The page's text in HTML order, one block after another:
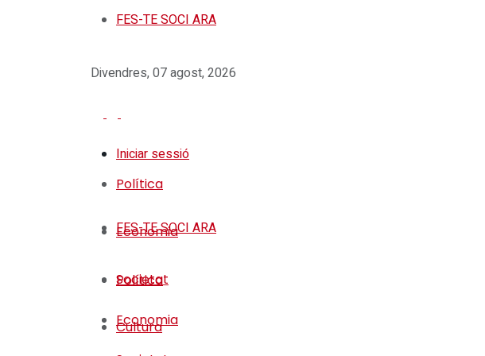
FES-TE SOCI ARA
Divendres, 07 agost, 2026
Iniciar sessió
Política
Economia
Societat
Cultura
FES-TE SOCI ARA
Política
Economia